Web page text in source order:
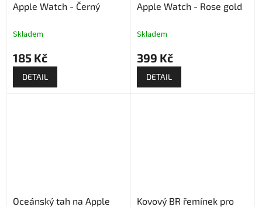
Apple Watch - Černý
Skladem
185 Kč
DETAIL
Apple Watch - Rose gold
Skladem
399 Kč
DETAIL
Oceánský tah na Apple
Kovový BR řemínek pro